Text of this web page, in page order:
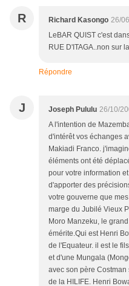
R Richard Kasongo 26/
LeBAR QUIST c'est
RUE D'ITAGA..non sur
Répondre
J Joseph Pululu 26/10/
A l'intention de
d'intérêt vos échanges
Makiadi Franco.
éléments ont été
pour votre information
d'apporter des
votre gouverne que
marge du Jubilé Vieux
Moro Manzeku, le
émérite.Qui est Henri
de l'Equateur. il est le
et d'une Mungala
avec son père
de la HILIFE. Henri